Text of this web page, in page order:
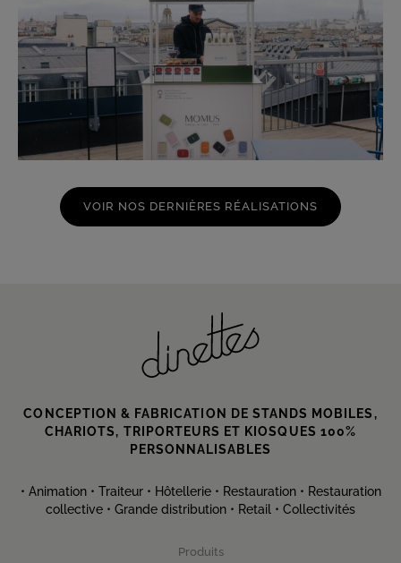
VOIR NOS DERNIÈRES RÉALISATIONS
Produits
CONCEPTION & FABRICATION DE STANDS MOBILES,
CHARIOTS, TRIPORTEURS ET KIOSQUES 100%
PERSONNALISABLES
• Animation • Traiteur • Hôtellerie • Restauration • Restauration
collective • Grande distribution • Retail • Collectivités